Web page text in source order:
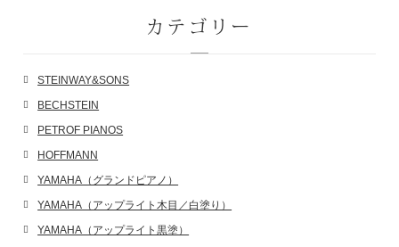
カテゴリー
STEINWAY&SONS
BECHSTEIN
PETROF PIANOS
HOFFMANN
YAMAHA（グランドピアノ）
YAMAHA（アップライト木目／白塗り）
YAMAHA（アップライト黒塗）